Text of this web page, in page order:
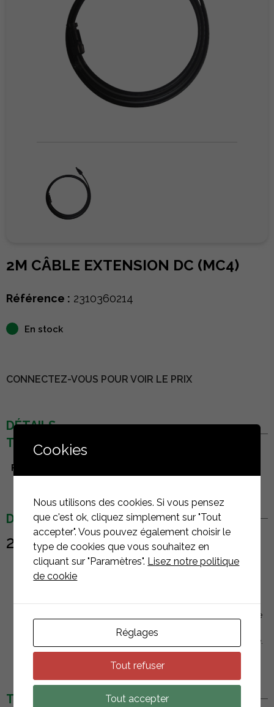
2M CÂBLE EXTENSION DC (MC4)
Référence : 2310360214
En stock
CONNECTEZ-VOUS POUR VOIR LE PRIX
DÉTAILS
TECHNIQUES
Fabricant
DESCRIPTION
2MCâbleextension DC(MC4)
Le câble et le connecteur DC se connectent
fermement, peuvent supporter une tension de 100N-
La goupille concentrique avec des pièces en
plastique; Assurez-vous qu’il n’y a pas de phénomène
de contradiction/inversion de polarité lorsque le
connecteur mâle s’insère dans le connecteur femelle.
TÉLÉCHARGEMENTS
Cookies
Nous utilisons des cookies. Si vous pensez
que c'est ok, cliquez simplement sur "Tout
accepter". Vous pouvez également choisir le
type de cookies que vous souhaitez en
cliquant sur "Paramètres". Lisez notre politique
de cookie
Réglages
Tout refuser
Tout accepter